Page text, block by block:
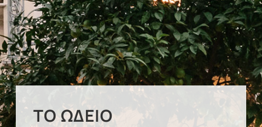
ΤΟ ΩΔΕΊΟ